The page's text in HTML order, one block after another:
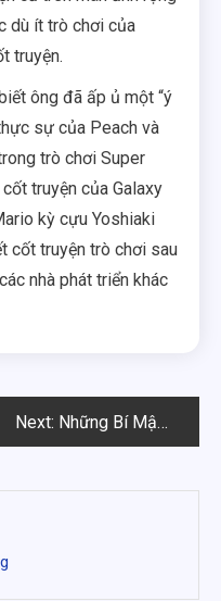
dù ít trò chơi của
truyện.
ông đã ấp ủ một “ý
sự của Peach và
trò chơi Super
truyện của Galaxy
kỳ cựu Yoshiaki
cốt truyện trò chơi sau
nhà phát triển khác
Next: Những Bí Mật Khó Tìm của Bộ Bài Commander Strixhaven MTG Cuối Cùng Đã Về Hàng